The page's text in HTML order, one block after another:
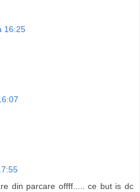
16:25
din parcare offff..... ce but is dc